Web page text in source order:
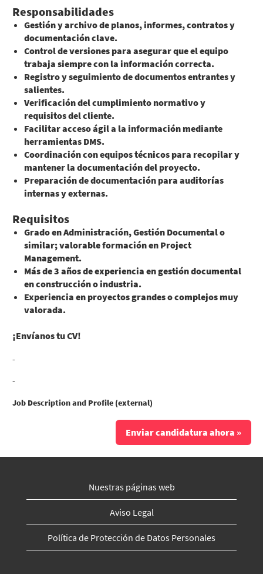
Responsabilidades
Gestión y archivo de planos, informes, contratos y
documentación clave.
Control de versiones para asegurar que el equipo
trabaja siempre con la información correcta.
Registro y seguimiento de documentos entrantes y
salientes.
Verificación del cumplimiento normativo y
requisitos del cliente.
Facilitar acceso ágil a la información mediante
herramientas DMS.
Coordinación con equipos técnicos para recopilar y
mantener la documentación del proyecto.
Preparación de documentación para auditorías
internas y externas.
Requisitos
Grado en Administración, Gestión Documental o
similar; valorable formación en Project
Management.
Más de 3 añosde experiencia en gestión documental
en construcción o industria.
Experiencia en proyectos grandes o complejos muy
valorada.
¡Envíanos tu CV!
-
-
Job Description and Profile (external)
Enviar candidatura ahora »
Nuestras páginas web
Aviso Legal
Política de Protección de Datos Personales